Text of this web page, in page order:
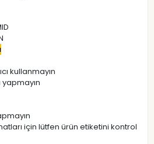
kullanmayın
için lütfen ürün etiketini kontrol